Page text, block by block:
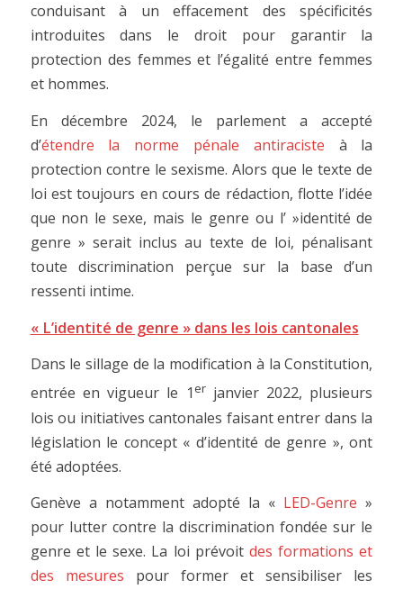
conduisant à un effacement des spécificités
introduites dans le droit pour garantir la
protection des femmes et l’égalité entre femmes
et hommes.
En décembre 2024, le parlement a accepté
d’étendre la norme pénale antiraciste à la
protection contre le sexisme. Alors que le texte de
loi est toujours en cours de rédaction, flotte l’idée
que non le sexe, mais le genre ou l’ »identité de
genre » serait inclus au texte de loi, pénalisant
toute discrimination perçue sur la base d’un
ressenti intime.
« L’identité de genre » dans les lois cantonales
Dans le sillage de la modification à la Constitution,
entrée en vigueur le 1erjanvier 2022, plusieurs
lois ou initiatives cantonales faisant entrer dans la
législation le concept « d’identité de genre », ont
été adoptées.
Genève a notamment adopté la « LED-Genre»
pour lutter contre la discrimination fondée sur le
genre et le sexe. La loi prévoit des formations et
des mesures pour former et sensibiliser les